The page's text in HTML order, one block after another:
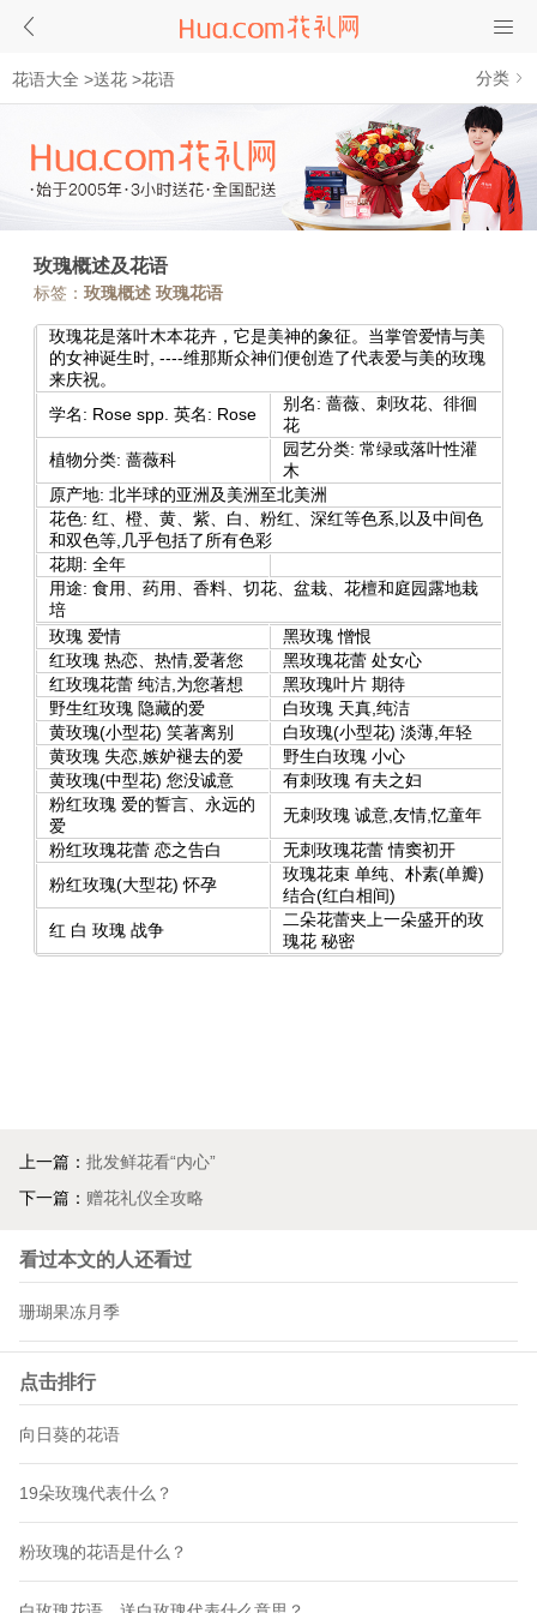
花语大全 >送花 >花语 分类
玫瑰概述及花语
标签： 玫瑰概述 玫瑰花语
玫瑰花是落叶木本花卉，它是美神的象征。当掌管爱情与美
的女神诞生时, ----维那斯众神们便创造了代表爱与美的玫瑰
来庆祝。
学名: Rose spp. 英名: Rose
别名: 蔷薇、刺玫花、徘徊
花
植物分类: 蔷薇科
园艺分类: 常绿或落叶性灌
木
原产地: 北半球的亚洲及美洲至北美洲
花色: 红、橙、黄、紫、白、粉红、深红等色系,以及中间色
和双色等,几乎包括了所有色彩
花期: 全年
用途: 食用、药用、香料、切花、盆栽、花檀和庭园露地栽
培
玫瑰 爱情
黑玫瑰 憎恨
红玫瑰 热恋、热情,爱著您
黑玫瑰花蕾 处女心
红玫瑰花蕾 纯洁,为您著想
黑玫瑰叶片 期待
野生红玫瑰 隐藏的爱
白玫瑰 天真,纯洁
黄玫瑰(小型花) 笑著离别
白玫瑰(小型花) 淡薄,年轻
黄玫瑰 失恋,嫉妒褪去的爱
野生白玫瑰 小心
黄玫瑰(中型花) 您没诚意
有刺玫瑰 有夫之妇
粉红玫瑰 爱的誓言、永远的
爱
无刺玫瑰 诚意,友情,忆童年
粉红玫瑰花蕾 恋之告白
无刺玫瑰花蕾 情窦初开
粉红玫瑰(大型花) 怀孕
玫瑰花束 单纯、朴素(单瓣)
结合(红白相间)
红 白 玫瑰 战争
二朵花蕾夹上一朵盛开的玫
瑰花 秘密
上一篇： 批发鲜花看“内心”
下一篇： 赠花礼仪全攻略
看过本文的人还看过
珊瑚果冻月季
点击排行
向日葵的花语
19朵玫瑰代表什么？
粉玫瑰的花语是什么？